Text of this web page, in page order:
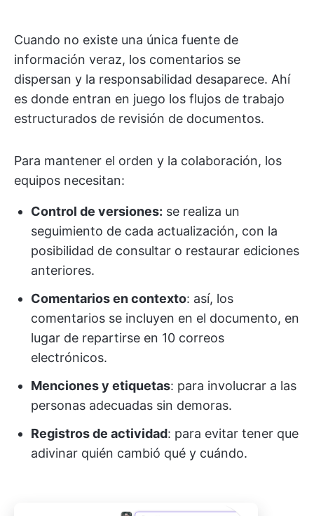
Cuando no existe una única fuente de
información veraz, los comentarios se
dispersan y la responsabilidad desaparece. Ahí
es donde entran en juego los flujos de trabajo
estructurados de revisión de documentos.
Para mantener el orden y la colaboración, los
equipos necesitan:
Control de versiones: se realiza un
seguimiento de cada actualización, con la
posibilidad de consultar o restaurar ediciones
anteriores.
Comentarios en contexto: así, los
comentarios se incluyen en el documento, en
lugar de repartirse en 10 correos
electrónicos.
Menciones y etiquetas: para involucrar a las
personas adecuadas sin demoras.
Registros de actividad: para evitar tener que
adivinar quién cambió qué y cuándo.